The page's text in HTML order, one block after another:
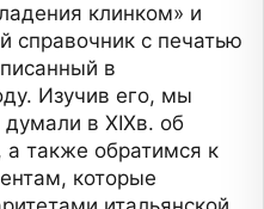
клинком» и
справочник с печатью
в
Изучив его, мы
в XIXв. об
а также обратимся к
которые